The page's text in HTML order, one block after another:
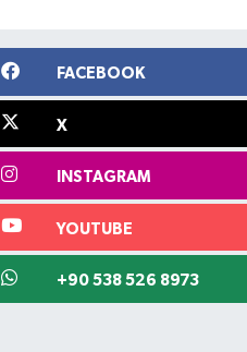
FACEBOOK
X
INSTAGRAM
YOUTUBE
+90 538 526 8973